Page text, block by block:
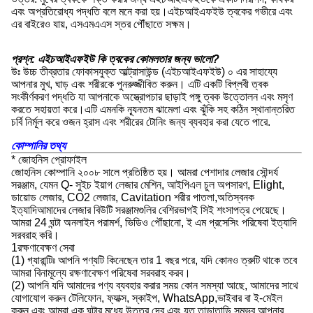
এবং অপ্রতিরোধ্য পদ্ধতি বলে মনে করা হয়।এইচআইএফইউ ত্বকের গভীরে এবং
এর বাইরেও যায়, এসএমএএস স্তর পৌঁছাতে সক্ষম।
প্রশ্ন: এইচআইএফইউ কি ত্বকের কোমলতার জন্য ভালো?
উঃ উচ্চ তীব্রতার ফোকাসযুক্ত আল্ট্রাসাউন্ড (এইচআইএফইউ) ০ এর সাহায্যে
আপনার মুখ, ঘাড় এবং শরীরকে পুনরুজ্জীবিত করুন। এটি একটি বিপ্লবী ত্বক
সংকীর্ণকরণ পদ্ধতি যা আপনাকে অস্ত্রোপচার ছাড়াই পঙ্গু ত্বক উত্তোলন এবং মসৃণ
করতে সহায়তা করে।এটি এমনকি ন্যূনতম ঝামেলা এবং ঝুঁকি সহ কঠিন স্থানান্তরিত
চর্বি নির্মূল করে ওজন হ্রাস এবং শরীরের টোনিং জন্য ব্যবহার করা যেতে পারে.
কোম্পানির তথ্য
* জোহনিস প্রোফাইল
জোহনিস কোম্পানি ২০০৮ সালে প্রতিষ্ঠিত হয়। আমরা পেশাদার লেজার সৌন্দর্য
সরঞ্জাম, যেমন Q- সুইচ ইয়াগ লেজার মেশিন, আইপিএল চুল অপসারণ, Elight,
ডায়োড লেজার, CO2 লেজার, Cavitation শরীর পাতলা,অতিস্বনক
ইত্যাদিআমাদের লেজার বিউটি সরঞ্জামগুলির বেশিরভাগই সিই শংসাপত্র পেয়েছে।
আমরা 24 ঘন্টা অনলাইন পরামর্শ, ভিডিও পৌঁছানো, ই এম প্রসেসিং পরিষেবা ইত্যাদি
সরবরাহ করি।
1রক্ষণাবেক্ষণ সেবা
(1) গ্যারান্টিঃ আপনি পণ্যটি কিনেছেন তার 1 বছর পরে, যদি কোনও ত্রুটি থাকে তবে
আমরা বিনামূল্যে রক্ষণাবেক্ষণ পরিষেবা সরবরাহ করব।
(2) আপনি যদি আমাদের পণ্য ব্যবহার করার সময় কোন সমস্যা আছে, আমাদের সাথে
যোগাযোগ করুন টেলিফোন, ফ্যাক্স, স্কাইপ, WhatsApp,ভাইবার বা ই-মেইল